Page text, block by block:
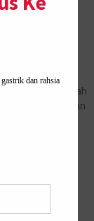
bahagia
Ia bukan lah
dilalui dengan
tak…